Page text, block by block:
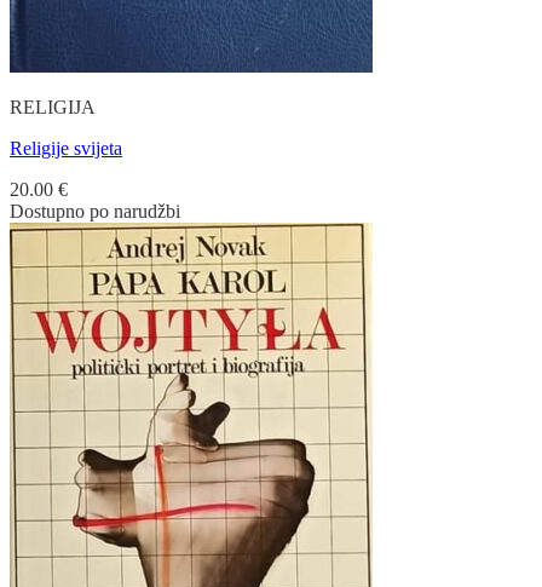
RELIGIJA
Religije svijeta
20.00 €
Dostupno po narudžbi